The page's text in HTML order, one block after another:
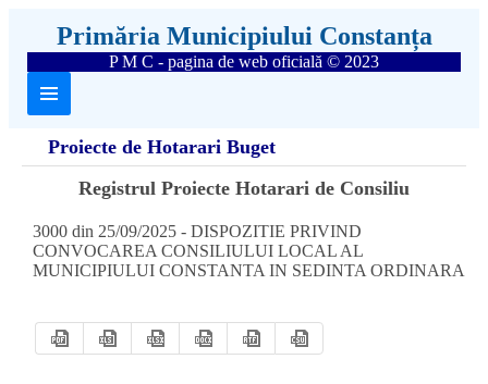
Primăria Municipiului Constanța
P M C - pagina de web oficială © 2023
Proiecte de Hotarari Buget
Registrul Proiecte Hotarari de Consiliu
3000 din 25/09/2025 - DISPOZITIE PRIVIND
CONVOCAREA CONSILIULUI LOCAL AL
MUNICIPIULUI CONSTANTA IN SEDINTA ORDINARA